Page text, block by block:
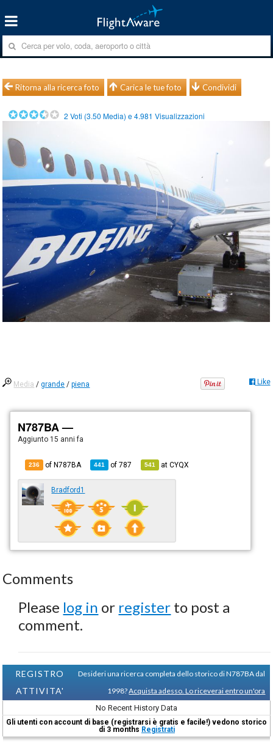
Ritorna alla ricerca foto Carica le tue foto Condividi
2 Voti (3.50 Media) e4.981 Visualizzazioni
Media /grande /piena Like
N787BA —
Aggiunto 15 anni fa
236 of N787BA 441 of787 541 atCYQX
Bradford1
Comments
Please log in or register to post a
comment.
REGISTRO
ATTIVITA'
Desideri una ricerca completa dello storico di N787BA dal
1998?Acquista adesso. Lo riceverai entro un'ora
No Recent History Data
Gli utenti con account di base (registrarsi è gratis e facile!) vedono storico
di 3 months Registrati